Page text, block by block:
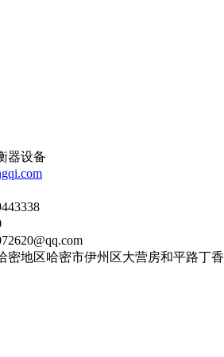
器设备
密地区哈密市伊州区大营房和平路丁